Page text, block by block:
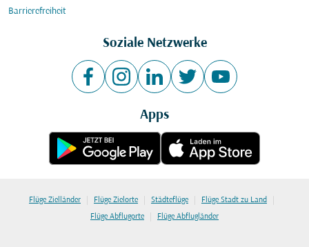
Barrierefreiheit
Soziale Netzwerke
Apps
Flüge Zielländer | Flüge Zielorte | Städteflüge | Flüge Stadt zu Land |
Flüge Abflugorte | Flüge Abflugländer